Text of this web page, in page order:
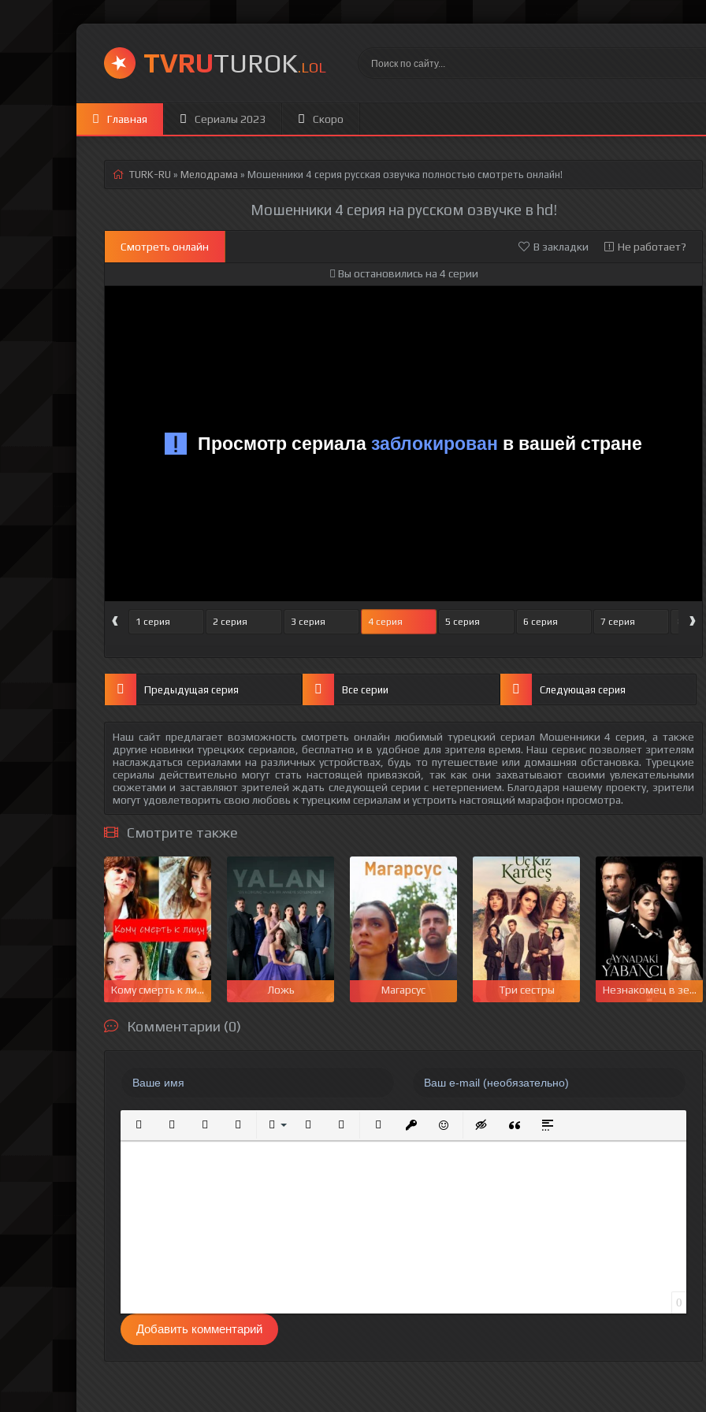
TVRUTUROK.LOL
Главная Сериалы 2023 Скоро
TURK-RU » Мелодрама » Мошенники 4 серия русская озвучка полностью смотреть онлайн!
Мошенники 4 серия на русском озвучке в hd!
Смотреть онлайн В закладки Не работает?
Вы остановились на 4 серии
‹ 1 серия 2 серия 3 серия 4 серия 5 серия 6 серия 7 серия 8 ›
Предыдущая серия Все серии Следующая серия
Наш сайт предлагает возможность смотреть онлайн любимый турецкий сериал Мошенники 4 серия, а также
другие новинки турецких сериалов, бесплатно и в удобное для зрителя время. Наш сервис позволяет зрителям
наслаждаться сериалами на различных устройствах, будь то путешествие или домашняя обстановка. Турецкие
сериалы действительно могут стать настоящей привязкой, так как они захватывают своими увлекательными
сюжетами и заставляют зрителей ждать следующей серии с нетерпением. Благодаря нашему проекту, зрители
могут удовлетворить свою любовь к турецким сериалам и устроить настоящий марафон просмотра.
Смотрите также
Кому смерть к лицу Ложь Магарсус Три сестры Незнакомец в
Комментарии (0)
Полужирный
КурсивПодчеркнутый
ЗачеркнутыйВыравнивание
Нумерованный список
Маркированный список
Вставить ссылку
Вставить защищенную ссылку
Вставить смайлик
Вставка скрытого текста
Вставка цитаты
Вставка спойлера
0
Добавить комментарий